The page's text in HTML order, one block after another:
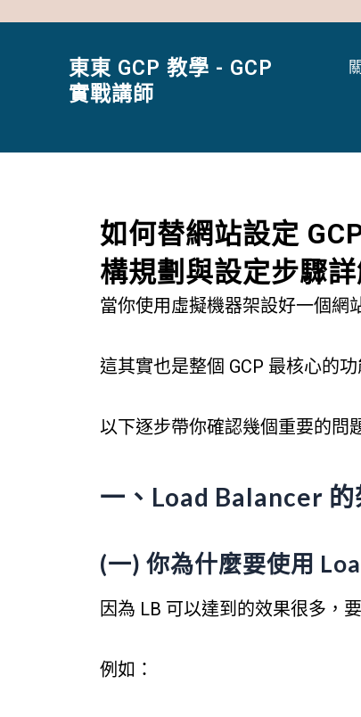
東東 GCP 教學 - GCP
實戰講師
如何替網站設定
構規劃與設定步驟
當你使用虛擬機器架設好一個網
這其實也是整個 GCP 最核心的
以下逐步帶你確認幾個重要的問
一、Load Balancer
(一) 你為什麼要使用
因為 LB 可以達到的效果很多，
例如：